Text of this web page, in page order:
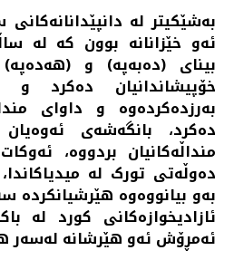
بەشێکیتر لە
بینای (دەبەپە) و
خۆپیشاندانیان دەکرد و
بەرزدەکردەوە و داوای
دەکرد، بانگەشەی
منداڵەکانیان بردووە،
دەوڵەتی تورک لە
بەو بیانووەوە هێرشیانکردە
ئازادیخوازەکانی کورد لە
ئەمڕۆش ئەو هێرشانە لەسەر